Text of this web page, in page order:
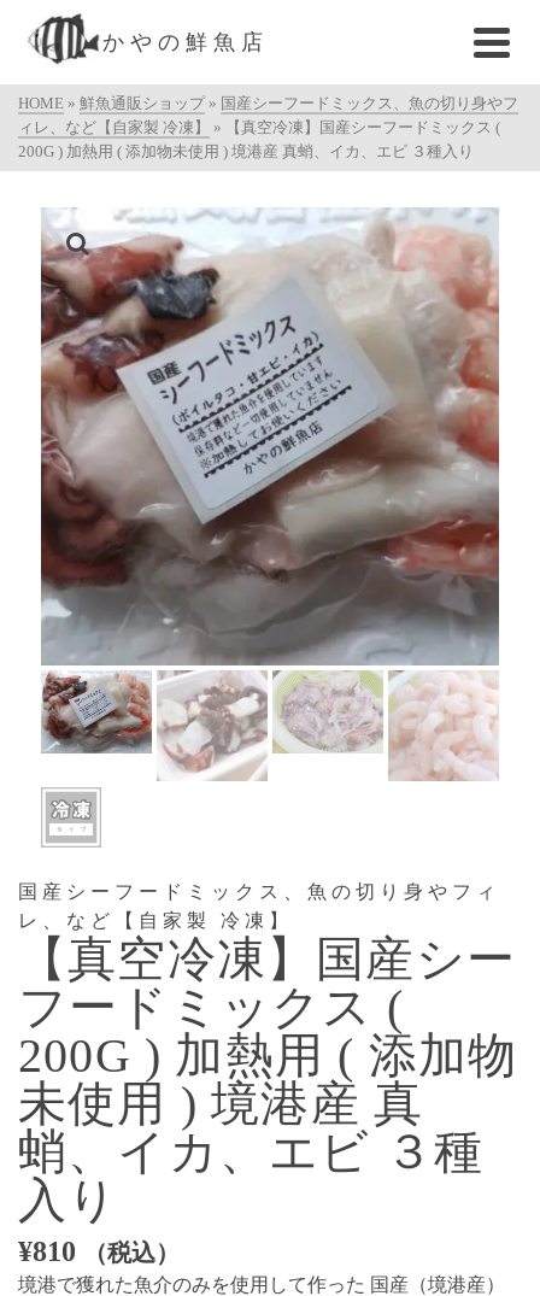
かやの鮮魚店
HOME » 鮮魚通販ショップ » 国産シーフードミックス、魚の切り身やフ
ィレ、など【自家製 冷凍】
»
【真空冷凍】国産シーフードミックス (
200G ) 加熱用 ( 添加物未使用 ) 境港産 真蛸、イカ、エビ ３種入り
国産シーフードミックス、魚の切り身やフィ
レ、など【自家製 冷凍】
【真空冷凍】国産シー
フードミックス (
200G ) 加熱用 ( 添加物
未使用 ) 境港産 真
蛸、イカ、エビ ３種
入り
¥810 （税込）
境港で獲れた魚介のみを使用して作った 国産（境港産）